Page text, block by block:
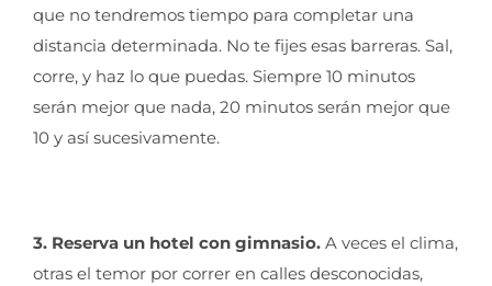
que no tendremos tiempo para completar una
distancia determinada. No te fijes esas barreras. Sal,
corre, y haz lo que puedas. Siempre 10 minutos
serán mejor que nada, 20 minutos serán mejor que
10 y así sucesivamente.
3. Reserva un hotel con gimnasio. A veces el clima,
otras el temor por correr en calles desconocidas,